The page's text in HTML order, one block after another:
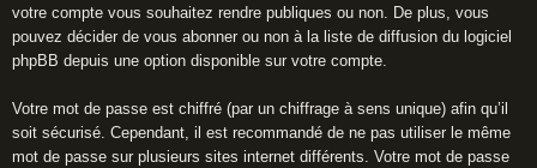
votre compte vous souhaitez rendre publiques ou non. De plus, vous
pouvez décider de vous abonner ou non à la liste de diffusion du logiciel
phpBB depuis une option disponible sur votre compte.
Votre mot de passe est chiffré (par un chiffrage à sens unique) afin qu’il
soit sécurisé. Cependant, il est recommandé de ne pas utiliser le même
mot de passe sur plusieurs sites internet différents. Votre mot de passe